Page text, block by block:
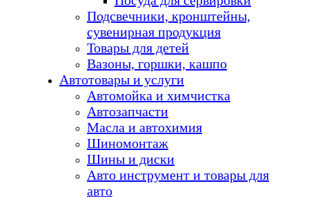
Подсвечники, кронштейны,
сувенирная продукция
Товары для детей
Вазоны, горшки, кашпо
Автотовары и услуги
Автомойка и химчистка
Автозапчасти
Масла и автохимия
Шиномонтаж
Шины и диски
Авто инструмент и товары для
авто